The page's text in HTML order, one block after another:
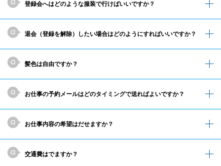
登録会へはどのような服装で行けばいいですか？
退会（登録を解除）したい場合はどのようにすればいいですか？
髪色は自由ですか？
お仕事の予約メールはどのタイミングで送ればよいですか？
お仕事内容の希望はだせますか？
交通費はでますか？